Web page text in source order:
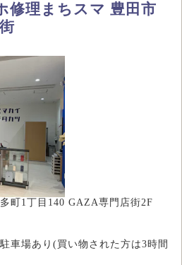
修理まちスマ 豊田市
町1丁目140 GAZA専門店街2F
車場あり(買い物された方は3時間